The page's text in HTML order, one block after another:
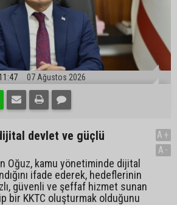
11:47 07 Ağustos 2026
devlet ve güçlü
Oğuz, kamu yönetiminde dijital
ifade ederek, hedeflerinin
güvenli ve şeffaf hizmet sunan
bir KKTC oluşturmak olduğunu
A+
A-